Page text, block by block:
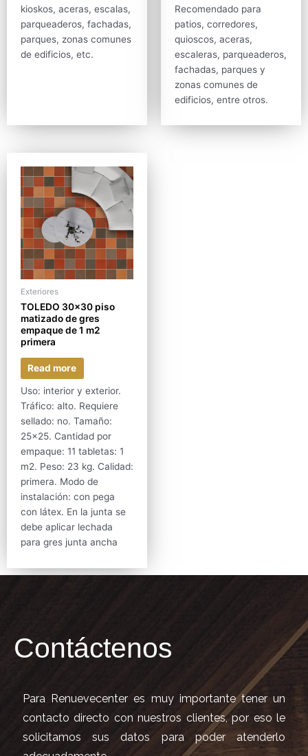
kioskos, aceras, escalas,
parqueaderos, fachadas,
parques, zonas comunes
de edificios, etc.
Recomendado para
patios, corredores,
quioscos, aceras,
escaleras, parqueaderos,
fachadas, parques y
zonas comunes de
edificios, entre otros.
Exteriores
TOLEDO 30×30 piso
matizado de gres
empaque de 1 m2
primera
Read more
Uso: interior y exterior.
Tráfico: alto. Requiere
sellado: no. Tamaño:
25×25. Cantidad por
empaque: 11 tabletas: 1
m2. Peso: 23 kg. Calidad:
primera. Modo de
instalación: con pega
con látex. En la junta se
debe aplicar lechada
para gres junta ancha
Contáctenos
Para Renuevecenter es muy importante tener un
contacto directo con nuestros clientes, por eso le
solicitamos sus datos para poder atenderlo